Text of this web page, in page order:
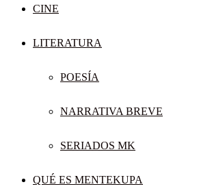
CINE
LITERATURA
POESÍA
NARRATIVA BREVE
SERIADOS MK
QUÉ ES MENTEKUPA